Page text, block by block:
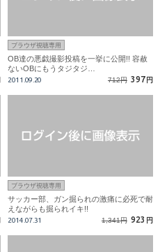
ブラウザ視聴専用
OB達の悪戯撮影投稿を一挙に公開!! 容赦
ないOBにもうタジタジ…
2011.09.20 712円 397 円
ブラウザ視聴専用
サッカー部、ガン掘られの激痛に必死で耐
えながらも掘られイキ!!
2014.07.31 1,341円 923 円